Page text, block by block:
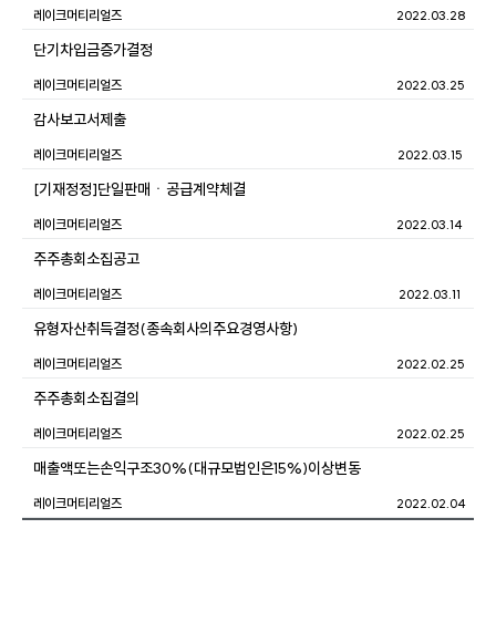
2022.03.28
레이크머티리얼즈
단기차입금증가결정
2022.03.25
레이크머티리얼즈
감사보고서제출
2022.03.15
레이크머티리얼즈
[기재정정]단일판매ㆍ공급계약체결
2022.03.14
레이크머티리얼즈
주주총회소집공고
2022.03.11
레이크머티리얼즈
유형자산취득결정(종속회사의주요경영사항)
2022.02.25
레이크머티리얼즈
주주총회소집결의
2022.02.25
레이크머티리얼즈
매출액또는손익구조30%(대규모법인은15%)이상변동
2022.02.04
레이크머티리얼즈